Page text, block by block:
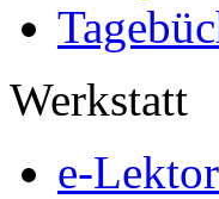
Werkstatt
e-